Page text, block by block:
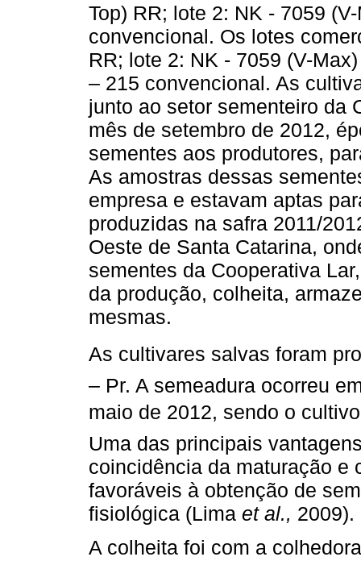
Top) RR; lote 2: NK - 7059
convencional. Os lotes
RR; lote 2: NK - 7059 (V-
– 215 convencional. As
junto ao setor sementeiro da
mês de setembro de 2012,
sementes aos produtores,
As amostras dessas
empresa e estavam aptas
produzidas na safra 2011/
Oeste de Santa Catarina,
sementes da Cooperativa
da produção, colheita,
mesmas.
As cultivares salvas foram
– Pr. A semeadura ocorreu
maio de 2012, sendo o cultivo
Uma das principais
coincidência da maturação e
favoráveis à obtenção de
fisiológica (Lima et al., 2009).
A colheita foi com a